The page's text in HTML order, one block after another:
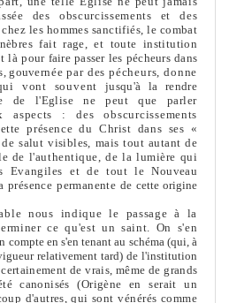
des obscurcissements et des
chez les hommes sanctifiés, le combat
fait rage, et toute institution
làpour faire passer les pécheurs dans
gouver­née par des pécheurs, donne
vont souvent jusqu'à la rendre
de l'Eglise ne peut que par­ler
aspects : des obscurcissements
présence du Christ dans ses «
salut visibles, mais tout autant de
de l'authentique, de la lumière qui
Evangileset de tout le Nouveau
présence permanentede cette origine
nous indique le passage à la
ce qu'est un saint. On s'en
compte en s'en tenant au schéma (qui, à
relativement tard) de l'institution
certainement de vrais, même de grands
cano­nisés (Origène en serait un
d'autres, qui sont vénérés comme